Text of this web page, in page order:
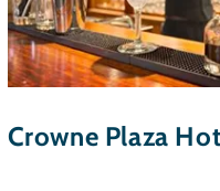
Crowne Plaza